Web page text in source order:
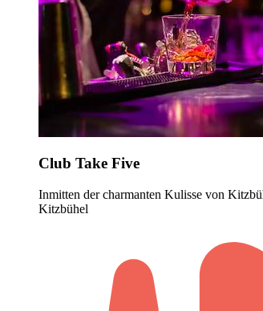
Club Take Five
Inmitten der charmanten Kulisse von
Kitzbühel